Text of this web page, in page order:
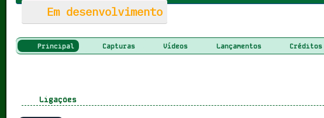
Em desenvolvimento
Principal Capturas Vídeos Lançamentos Créditos
Ligações